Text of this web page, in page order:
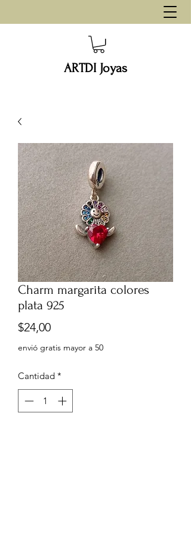
ARTDI Joyas
Charm margarita colores
plata 925
$24,00Precio
envió gratis mayor a 50
Cantidad *